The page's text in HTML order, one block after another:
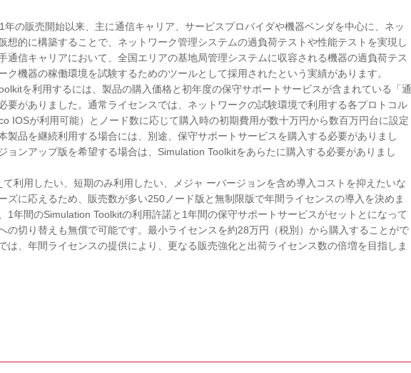
の販売開始以来、主に通信キャリア、サービスプロバイダや機器ベンダを中心に、ネッ
想的に構築することで、ネットワーク管理システムの過負荷テストや性能テストを実現し
通信キャリアにおいて、全国エリアの基地局管理システムに収容される機器の過負荷テス
ク機器の稼働環境を試験するためのツールとして採用されたという実績があります。
を利用するには、製品の購入価格と初年度の保守サポートサービスが含まれている「通
要がありました。通常ライセンスでは、ネットワークの試験環境で利用する各プロトコル
IOSが利用可能）とノード数に応じて購入時の初期費用が数十万円から数百万円台に設定
製品を継続利用する場合には、別途、保守サポートサービスを購入する必要がありまし
ョンアップ版を希望する場合は、Simulation Toolkitをあらたに購入する必要がありまし
利用したい、短期のみ利用したい、メジャ ーバージョンを含め導入コストを抑えたいな
ズに応えるため、販売数が多い250ノード版と無制限版で年間ライセンスの導入を決めま
1年間のSimulation Toolkitの利用許諾と1年間の保守サポートサービスがセットとになって
の切り替えも無償で可能です。最小ライセンスを約28万円（税別）から購入することがで
は、年間ライセンスの提供により、更なる販売強化と出荷ライセンス数の倍増を目指しま